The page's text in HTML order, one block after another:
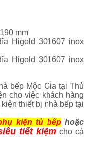
mm
Higold 301607 inox
Higold 301607 inox
bếp Mộc Gia tại Thủ
cho việc khách hàng
thiết bị nhà bếp tại
kiện tủ bếphoặc
tiết kiệm cho cả